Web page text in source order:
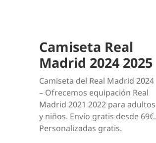
Camiseta Real
Madrid 2024 2025
Camiseta del Real Madrid 2024
– Ofrecemos equipación Real
Madrid 2021 2022 para adultos
y niños. Envío gratis desde 69€.
Personalizadas gratis.